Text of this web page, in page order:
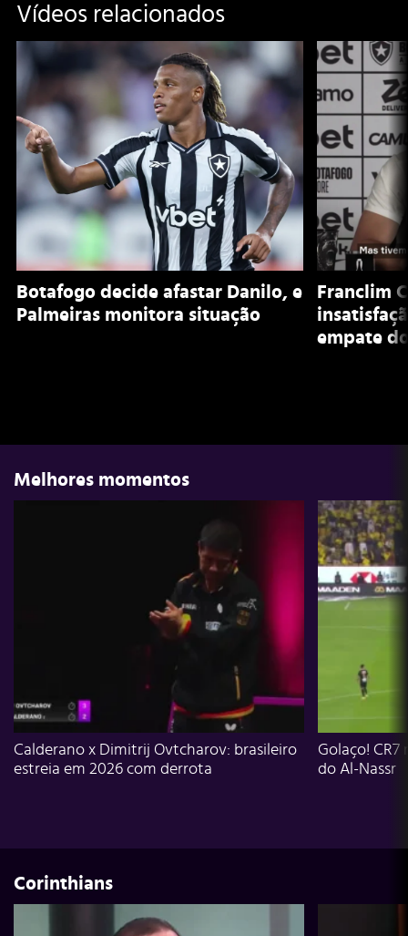
Vídeos relacionados
Botafogo decide afastar Danilo, e
Palmeiras monitora situação
Franclim
empate
Melhores momentos
Calderano x Dimitrij Ovtcharov: brasileiro
estreia em 2026 com derrota
Golaço!
do Al-Nassr
Corinthians